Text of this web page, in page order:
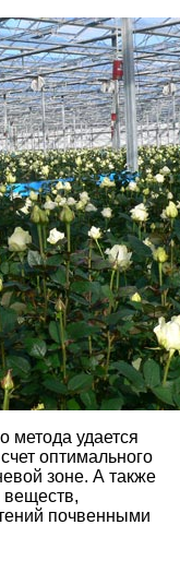
метода удается
оптимального
зоне. А также
веществ,
почвенными